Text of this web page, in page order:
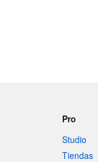
Pro
Studio
Tiendas